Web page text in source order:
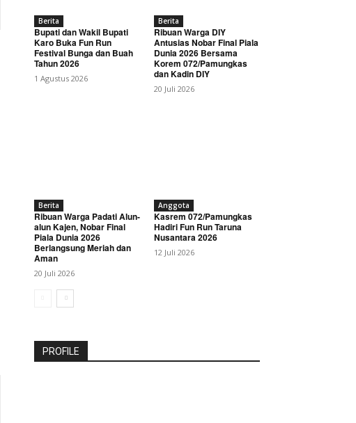
Berita
Bupati dan Wakil Bupati
Karo Buka Fun Run
Festival Bunga dan Buah
Tahun 2026
1 Agustus 2026
Berita
Ribuan Warga DIY
Antusias Nobar Final Piala
Dunia 2026 Bersama
Korem 072/Pamungkas
dan Kadin DIY
20 Juli 2026
Berita
Ribuan Warga Padati Alun-
alun Kajen, Nobar Final
Piala Dunia 2026
Berlangsung Meriah dan
Aman
20 Juli 2026
Anggota
Kasrem 072/Pamungkas
Hadiri Fun Run Taruna
Nusantara 2026
12 Juli 2026
PROFILE